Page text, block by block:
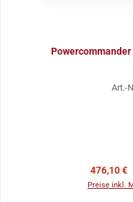
Art.-
476,10 €
Preise inkl.